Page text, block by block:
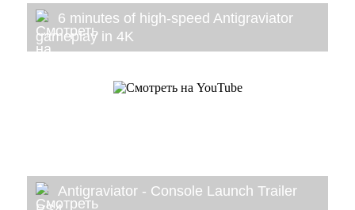
6 minutes of high-speed Antigraviator
gameplay in 4K
Antigraviator - Console Launch Trailer